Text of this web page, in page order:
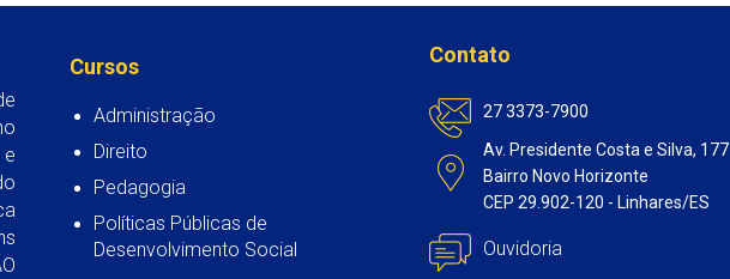
a
A
c
o
i
a
n
Cursos
Administração
Direito
Pedagogia
Políticas Públicas de
Desenvolvimento Social
Contato
27 3373-7900
Av. Presidente Costa e Silva, 177
Bairro Novo Horizonte
CEP 29.902-120 - Linhares/ES
Ouvidoria